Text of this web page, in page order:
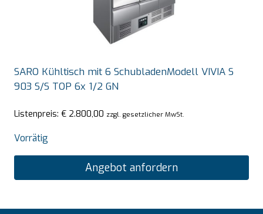
SARO Kühltisch mit 6 SchubladenModell VIVIA S
903 S/S TOP 6x 1/2 GN
Listenpreis: € 2.800,00 zzgl. gesetzlicher MwSt.
Vorrätig
Angebot anfordern